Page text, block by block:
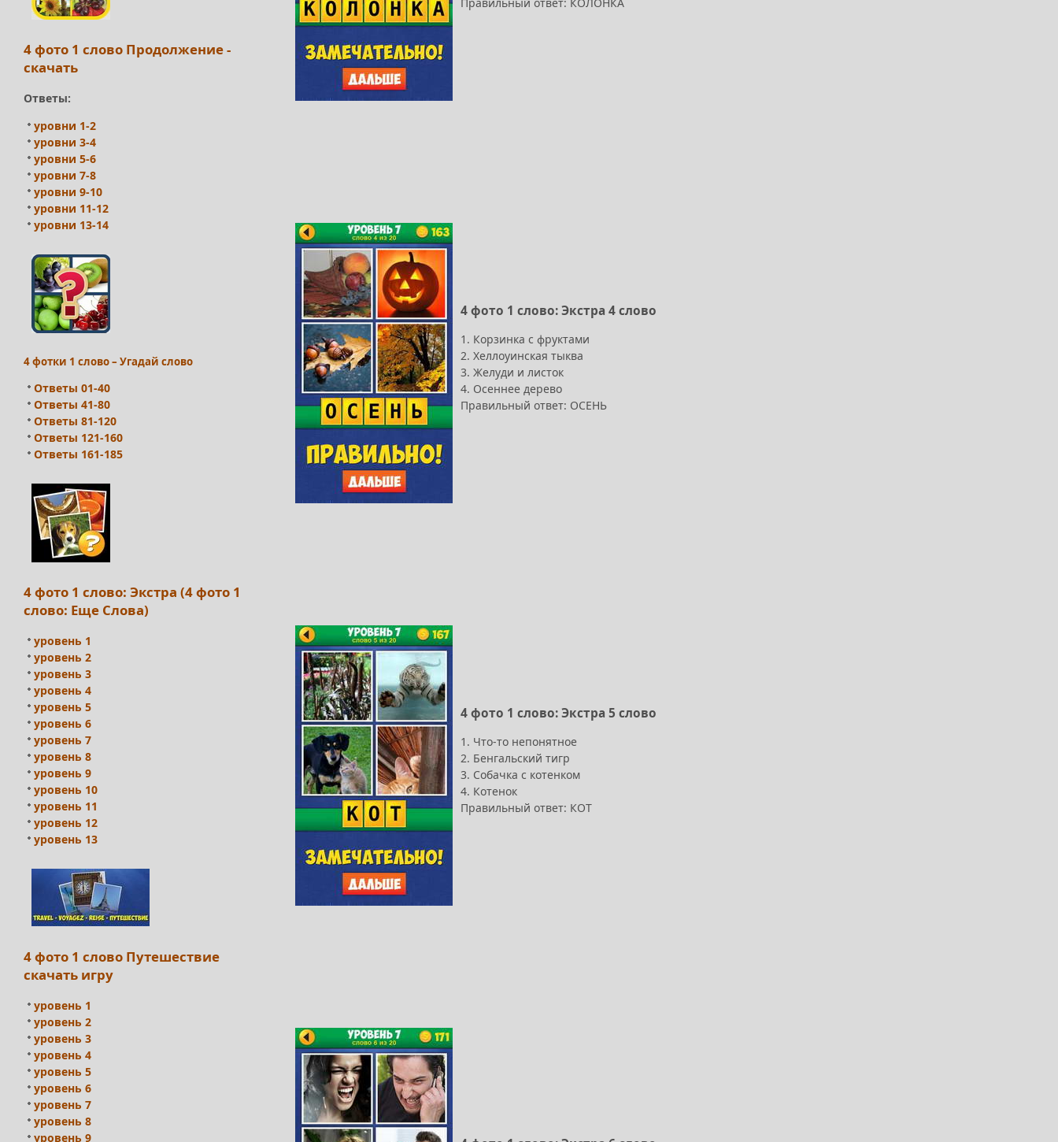
Правильный ответ: КОЛОНКА
4 фото 1 слово: Экстра 4 слово
1. Корзинка с фруктами
2. Хеллоуинская тыква
3. Желуди и листок
4. Осеннее дерево
Правильный ответ: ОСЕНЬ
4 фото 1 слово: Экстра 5 слово
1. Что-то непонятное
2. Бенгальский тигр
3. Собачка с котенком
4. Котенок
Правильный ответ: КОТ
4 фото 1 слово Продолжение -
скачать
Ответы:
уровни 1-2
уровни 3-4
уровни 5-6
уровни 7-8
уровни 9-10
уровни 11-12
уровни 13-14
4 фотки 1 слово – Угадай слово
Ответы 01-40
Ответы 41-80
Ответы 81-120
Ответы 121-160
Ответы 161-185
4 фото 1 слово: Экстра (4 фото 1
слово: Еще Слова)
уровень 1
уровень 2
уровень 3
уровень 4
уровень 5
уровень 6
уровень 7
уровень 8
уровень 9
уровень 10
уровень 11
уровень 12
уровень 13
4 фото 1 слово Путешествие
скачать игру
уровень 1
уровень 2
уровень 3
уровень 4
уровень 5
уровень 6
уровень 7
уровень 8
уровень 9